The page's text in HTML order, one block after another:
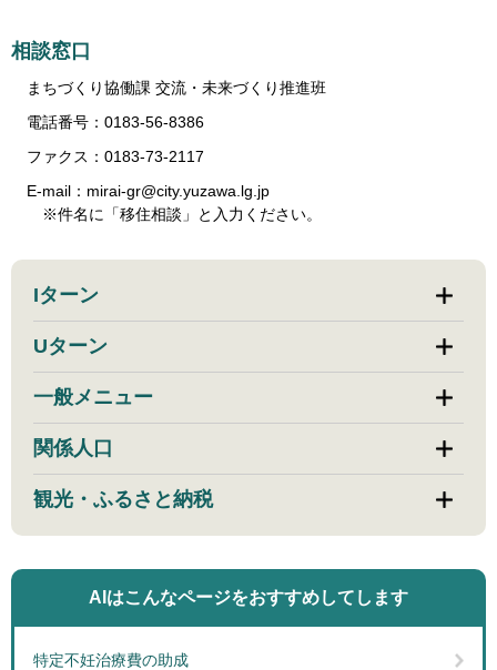
相談窓口
まちづくり協働課 交流・未来づくり推進班
電話番号：0183-56-8386
ファクス：0183-73-2117
E-mail：mirai-gr@city.yuzawa.lg.jp
※件名に「移住相談」と入力ください。
Iターン
Uターン
一般メニュー
関係人口
観光・ふるさと納税
AIはこんなページをおすすめしてします
特定不妊治療費の助成